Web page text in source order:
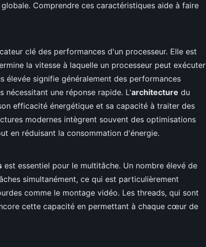
Comprendre ces caractéristiques aide à faire
clé des performances d'un processeur. Elle est
la vitesse à laquelle un processeur peut exécuter
élevée signifie généralement des performances
nécessitant une réponse rapide. L'architecture du
efficacité énergétique et sa capacité à traiter des
modernes intègrent souvent des optimisations
en réduisant la consommation d'énergie.
est essentiel pour le multitâche. Un nombre élevé de
simultanément, ce qui est particulièrement
comme le montage vidéo. Les threads, qui sont
cette capacité en permettant à chaque cœur de